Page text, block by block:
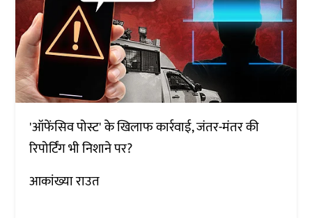
'ऑफेंसिव पोस्ट' के खिलाफ कार्रवाई, जंतर-मंतर की
रिपोर्टिंग भी निशाने पर?
आकांख्या राउत